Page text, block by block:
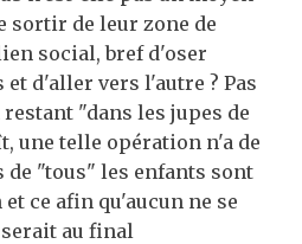
sortir de leur zone de
social, bref d'oser
d'aller vers l'autre ? Pas
"dans les jupes de
une telle opération n'a de
de "tous" les enfants sont
ce afin qu'aucun ne se
au final